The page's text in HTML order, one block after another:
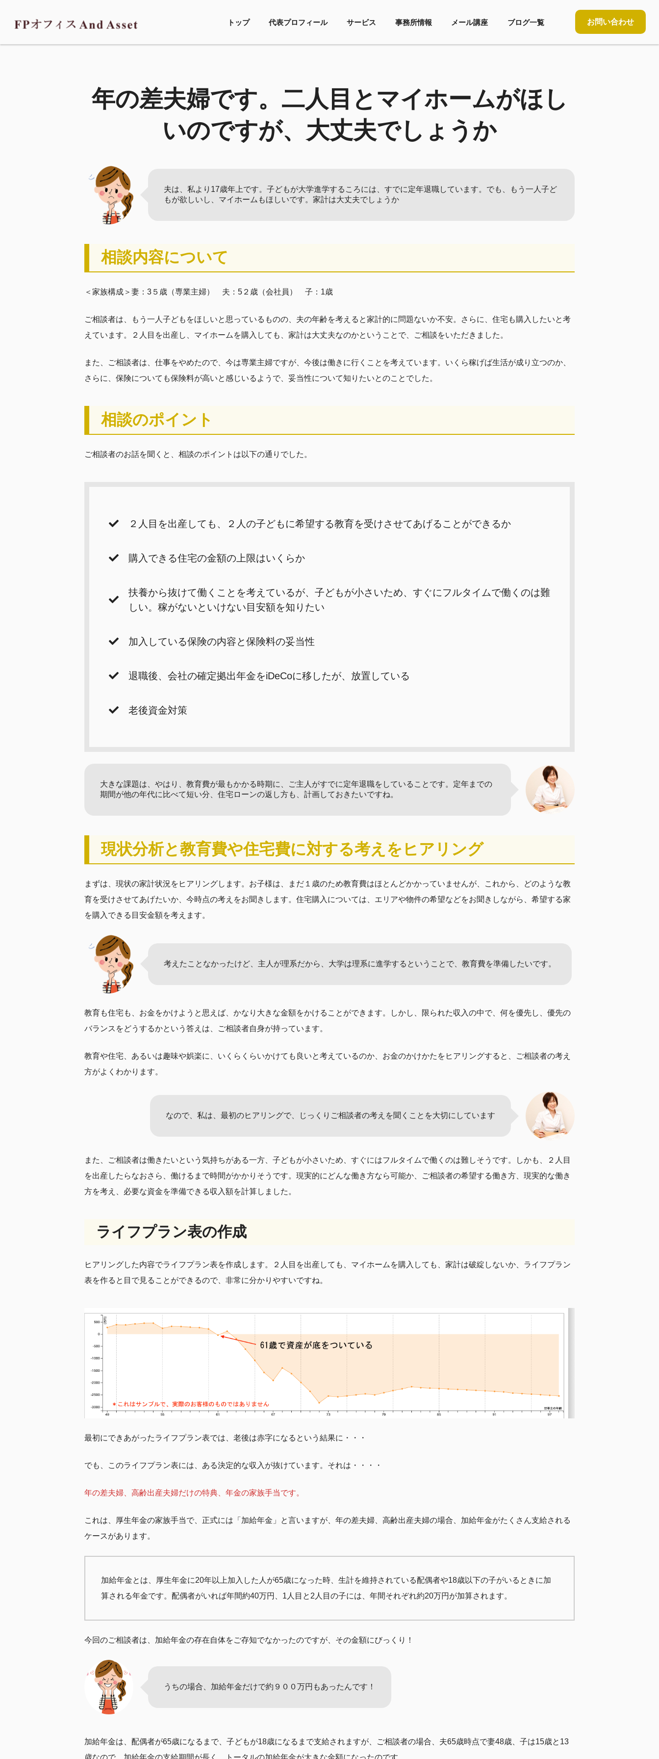
トップ 代表プロフィール サービス 事務所情報 メール講座 ブログ一覧 お問い合わせ
年の差夫婦です。二人目とマイホームがほし
いのですが、大丈夫でしょうか
夫は、私より17歳年上です。子どもが大学進学するころには、すでに定年退職しています。でも、もう一人子ど
もが欲しいし、マイホームもほしいです。家計は大丈夫でしょうか
相談内容について
＜家族構成＞妻：3５歳（専業主婦） 夫：5２歳（会社員） 子：1歳
ご相談者は、もう一人子どもをほしいと思っているものの、夫の年齢を考えると家計的に問題ないか不安。さらに、住宅も購入したいと考
えています。２人目を出産し、マイホームを購入しても、家計は大丈夫なのかということで、ご相談をいただきました。
また、ご相談者は、仕事をやめたので、今は専業主婦ですが、今後は働きに行くことを考えています。いくら稼げば生活が成り立つのか、
さらに、保険についても保険料が高いと感じいるようで、妥当性について知りたいとのことでした。
相談のポイント
ご相談者のお話を聞くと、相談のポイントは以下の通りでした。
２人目を出産しても、２人の子どもに希望する教育を受けさせてあげることができるか
購入できる住宅の金額の上限はいくらか
扶養から抜けて働くことを考えているが、子どもが小さいため、すぐにフルタイムで働くのは難
しい。稼がないといけない目安額を知りたい
加入している保険の内容と保険料の妥当性
退職後、会社の確定拠出年金をiDeCoに移したが、放置している
老後資金対策
大きな課題は、やはり、教育費が最もかかる時期に、ご主人がすでに定年退職をしていることです。定年までの
期間が他の年代に比べて短い分、住宅ローンの返し方も、計画しておきたいですね。
現状分析と教育費や住宅費に対する考えをヒアリング
まずは、現状の家計状況をヒアリングします。お子様は、まだ１歳のため教育費はほとんどかかっていませんが、これから、どのような教
育を受けさせてあげたいか、今時点の考えをお聞きします。住宅購入については、エリアや物件の希望などをお聞きしながら、希望する家
を購入できる目安金額を考えます。
考えたことなかったけど、主人が理系だから、大学は理系に進学するということで、教育費を準備したいです。
教育も住宅も、お金をかけようと思えば、かなり大きな金額をかけることができます。しかし、限られた収入の中で、何を優先し、優先の
バランスをどうするかという答えは、ご相談者自身が持っています。
教育や住宅、あるいは趣味や娯楽に、いくらくらいかけても良いと考えているのか、お金のかけかたをヒアリングすると、ご相談者の考え
方がよくわかります。
なので、私は、最初のヒアリングで、じっくりご相談者の考えを聞くことを大切にしています
また、ご相談者は働きたいという気持ちがある一方、子どもが小さいため、すぐにはフルタイムで働くのは難しそうです。しかも、２人目
を出産したらなおさら、働けるまで時間がかかりそうです。現実的にどんな働き方なら可能か、ご相談者の希望する働き方、現実的な働き
方を考え、必要な資金を準備できる収入額を計算しました。
ライフプラン表の作成
ヒアリングした内容でライフプラン表を作成します。２人目を出産しても、マイホームを購入しても、家計は破綻しないか、ライフプラン
表を作ると目で見ることができるので、非常に分かりやすいですね。
最初にできあがったライフプラン表では、老後は赤字になるという結果に・・・
でも、このライフプラン表には、ある決定的な収入が抜けています。それは・・・・
年の差夫婦、高齢出産夫婦だけの特典、年金の家族手当です。
これは、厚生年金の家族手当で、正式には「加給年金」と言いますが、年の差夫婦、高齢出産夫婦の場合、加給年金がたくさん支給される
ケースがあります。
加給年金とは、厚生年金に20年以上加入した人が65歳になった時、生計を維持されている配偶者や18歳以下の子がいるときに加
算される年金です。配偶者がいれば年間約40万円、1人目と2人目の子には、年間それぞれ約20万円が加算されます。
今回のご相談者は、加給年金の存在自体をご存知でなかったのですが、その金額にびっくり！
うちの場合、加給年金だけで約９００万円もあったんです！
加給年金は、配偶者が65歳になるまで、子どもが18歳になるまで支給されますが、ご相談者の場合、夫65歳時点で妻48歳、子は15歳と13
歳なので、加給年金の支給期間が長く、トータルの加給年金が大きな金額になったのです。